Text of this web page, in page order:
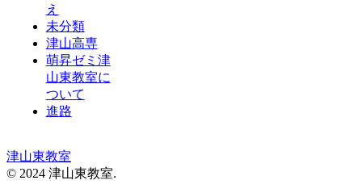
え
未分類
津山高専
萌昇ゼミ津
山東教室に
ついて
進路
津山東教室
© 2024 津山東教室.